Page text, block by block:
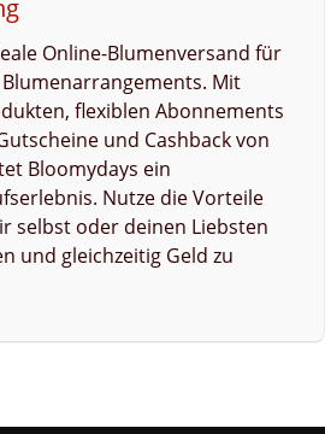
Online-Blumenversand für
Mit
flexiblen Abonnements
und Cashback von
Bloomydays ein
Nutze die Vorteile
selbst oder deinen Liebsten
und gleichzeitig Geld zu